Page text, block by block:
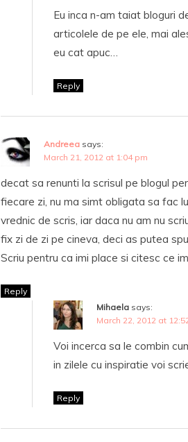
Eu inca n-am taiat bloguri
articolele de pe ele, mai
eu cat apuc…
Reply
Andreea says:
March 21, 2012 at 1:04 pm
decat sa renunti la scrisul pe blogul
fiecare zi, nu ma simt obligata sa fac
vrednic de scris, iar daca nu am nu
fix zi de zi pe cineva, deci as putea
Scriu pentru ca imi place si citesc ce
Reply
Mihaela says:
March 22, 2012 at
Voi incerca sa le combin
in zilele cu inspiratie voi
Reply